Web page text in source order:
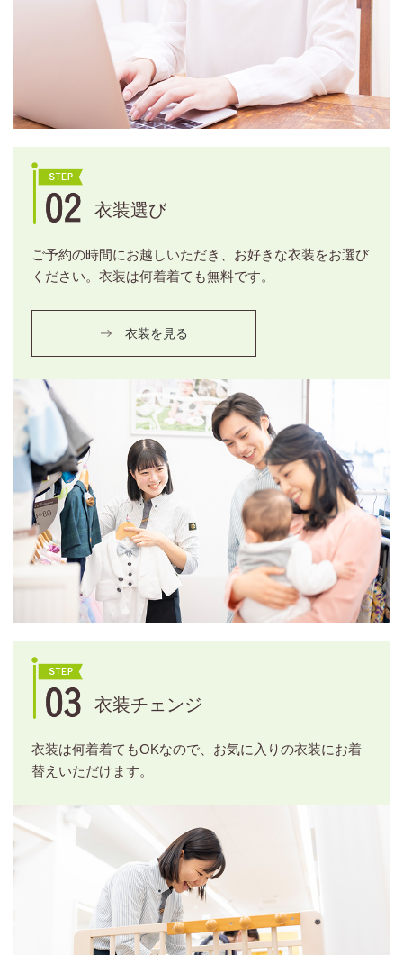
衣装選び
ご予約の時間にお越しいただき、お好きな衣装をお選び
ください。衣装は何着着ても無料です。
衣装を見る
衣装チェンジ
衣装は何着着てもOKなので、お気に入りの衣装にお着
替えいただけます。